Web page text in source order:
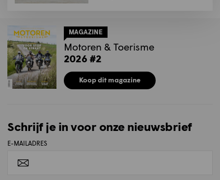
MAGAZINE
Motoren & Toerisme
2026 #2
Koop dit magazine
Schrijf je in voor onze nieuwsbrief
E-MAILADRES